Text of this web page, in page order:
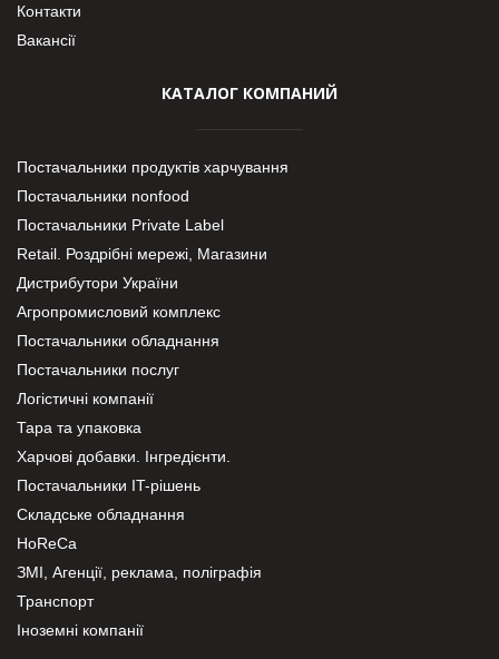
Контакти
Вакансії
КАТАЛОГ КОМПАНИЙ
Постачальники продуктів харчування
Постачальники nonfood
Постачальники Private Label
Retail. Роздрібні мережі, Магазини
Дистрибутори України
Агропромисловий комплекс
Постачальники обладнання
Постачальники послуг
Логістичні компанії
Тара та упаковка
Харчові добавки. Інгредієнти.
Постачальники IT-рішень
Складське обладнання
HoReCa
ЗМІ, Агенції, реклама, поліграфія
Транспорт
Іноземні компанії